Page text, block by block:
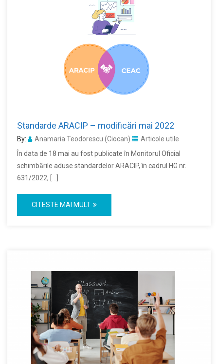
Standarde ARACIP – modificări mai 2022
By: Anamaria Teodorescu (Ciocan)
Articole utile
În data de 18 mai au fost publicate în Monitorul Oficial
schimbările aduse standardelor ARACIP, în cadrul HG nr.
631/2022, […]
CITESTE MAI MULT